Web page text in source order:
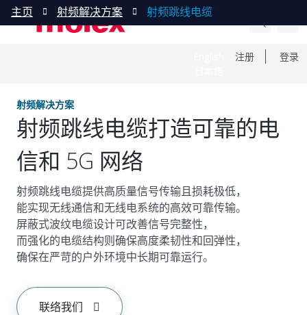
注册 登录
主页 射频解决方案 射频跳线电缆
射频解决方案
射频跳线电缆打造可靠的电
信和 5G 网络
射频跳线电缆提供高质量信号传输且损耗极低，
能实现无线通信和无线电系统的高效可靠传输。
屏蔽式波纹电缆设计可改善信号完整性，
而强化的电缆结构则确保高度柔韧性和回弹性，
确保在严苛的户外环境中长期可靠运行。
联络我们